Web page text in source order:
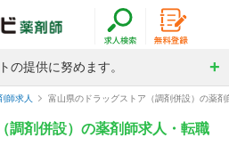
の提供に努めます。
師求人 富山県のドラッグストア（調剤併設）の薬
調剤併設）の薬剤師求人・転職